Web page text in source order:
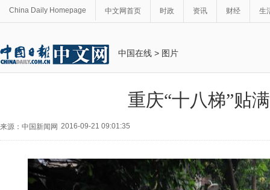
China Daily Homepage 中文网首页 时政 资讯 财经 生
中国在线 > 图片
重庆“十八梯”贴
来源：中国新闻网 2016-09-21 09:01:35